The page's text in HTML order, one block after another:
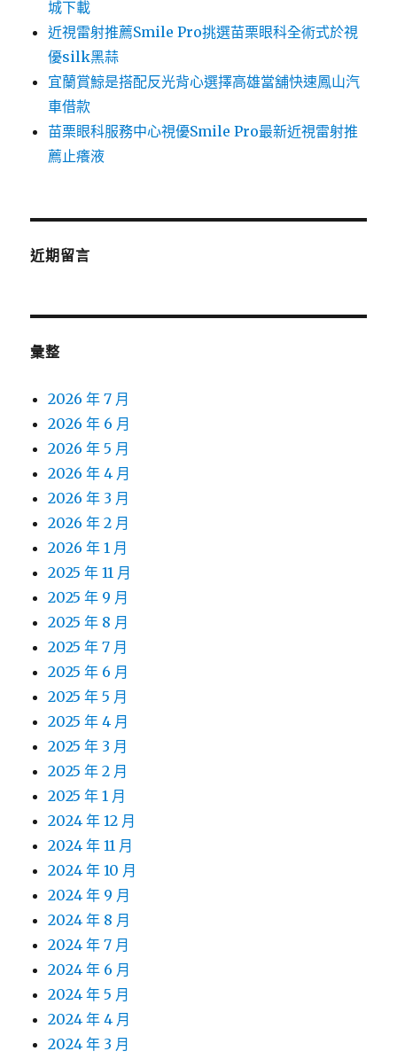
城下載
近視雷射推薦Smile Pro挑選苗栗眼科全術式於視
優silk黑蒜
宜蘭賞鯨是搭配反光背心選擇高雄當舖快速鳳山汽
車借款
苗栗眼科服務中心視優Smile Pro最新近視雷射推
薦止癢液
近期留言
彙整
2026 年 7 月
2026 年 6 月
2026 年 5 月
2026 年 4 月
2026 年 3 月
2026 年 2 月
2026 年 1 月
2025 年 11 月
2025 年 9 月
2025 年 8 月
2025 年 7 月
2025 年 6 月
2025 年 5 月
2025 年 4 月
2025 年 3 月
2025 年 2 月
2025 年 1 月
2024 年 12 月
2024 年 11 月
2024 年 10 月
2024 年 9 月
2024 年 8 月
2024 年 7 月
2024 年 6 月
2024 年 5 月
2024 年 4 月
2024 年 3 月